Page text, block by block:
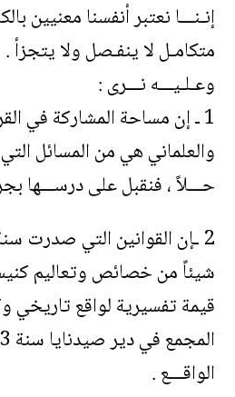
إنـنـــا نعتبر أنفسنا معنيين
متكامـل لا ينفـصل ولا يتجزأ .
وعـلـيـــه نـــرى :
1 ـ إن مساحة المشاركة في
والعلماني هي من المسائل
حـــلاً ، فنقبل على درســـها
شيئاً من خصائص وتعاليم
قيمة تفسيرية لواقع تاريخي
الواقـــع .